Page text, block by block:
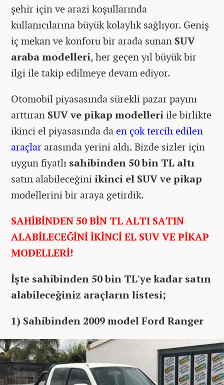
şehir için ve arazi koşullarında
kullanıcılarına büyük kolaylık sağlıyor. Geniş
iç mekan ve konforu bir arada sunan SUV
araba modelleri, her geçen yıl büyük bir
ilgi ile takip edilmeye devam ediyor.
Otomobil piyasasında sürekli pazar payını
arttıran SUV ve pikap modelleriile birlikte
ikinci el piyasasında daen çok tercih edilen
araçlararasında yerini aldı. Bizde sizler için
uygun fiyatlı sahibinden 50 bin TL altı
satın alabileceğini ikinci el SUV ve pikap
modellerini bir araya getirdik.
SAHİBİNDEN 50 BİN TL ALTI SATIN
ALABİLECEĞİNİ İKİNCİ EL SUV VE PİKAP
MODELLERİ!
İşte sahibinden 50 bin TL'ye kadar satın
alabileceğiniz araçların listesi;
1) Sahibinden 2009 model Ford Ranger